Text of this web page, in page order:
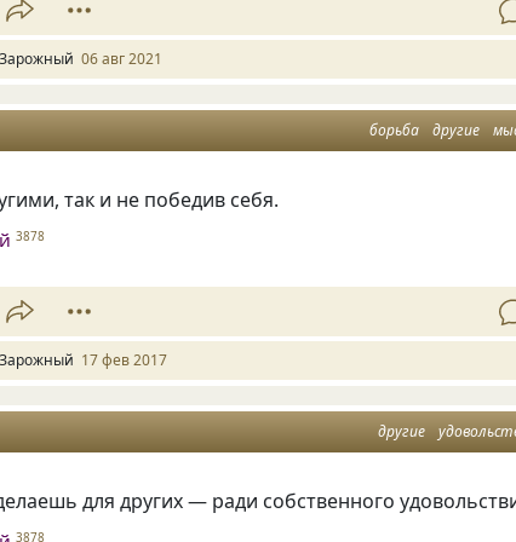
06 авг 2021
борьба другие
так и не победив себя.
3878
17 фев 2017
другие
для других — ради собственного
3878